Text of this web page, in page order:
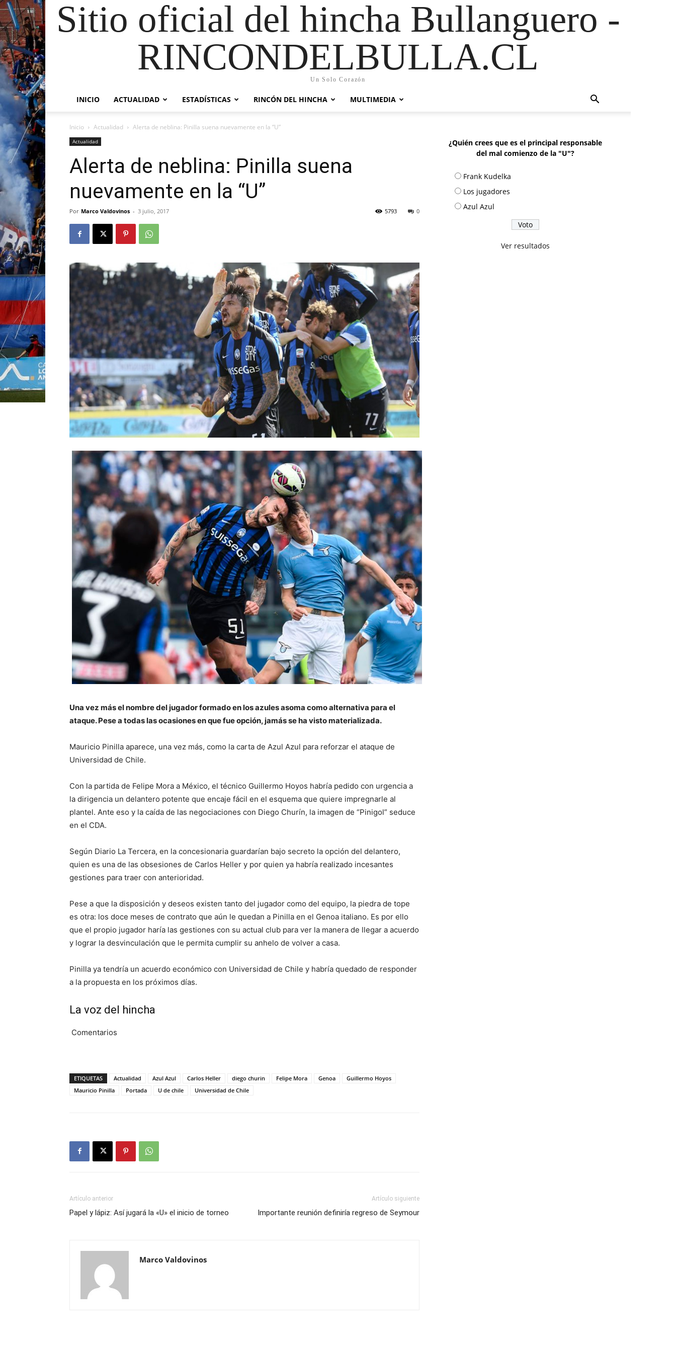
Sitio oficial del hincha Bullanguero -
RINCONDELBULLA.CL
Un Solo Corazón
INICIO ACTUALIDAD ESTADÍSTICAS RINCÓN DEL HINCHA MULTIMEDIA
Inicio Actualidad Alerta de neblina: Pinilla suena nuevamente en la “U”
Actualidad
Alerta de neblina: Pinilla suena
nuevamente en la “U”
Por Marco Valdovinos - 3 julio, 2017 0
5793
Una vez más el nombre del jugador formado en los azules asoma como alternativa para el
ataque. Pese a todas las ocasiones en que fue opción, jamás se ha visto materializada.
Mauricio Pinilla aparece, una vez más, como la carta de Azul Azul para reforzar el ataque de
Universidad de Chile.
Con la partida de Felipe Mora a México, el técnico Guillermo Hoyos habría pedido con urgencia a
la dirigencia un delantero potente que encaje fácil en el esquema que quiere impregnarle al
plantel. Ante eso y la caída de las negociaciones con Diego Churín, la imagen de “Pinigol” seduce
en el CDA.
Según Diario La Tercera, en la concesionaria guardarían bajo secreto la opción del delantero,
quien es una de las obsesiones de Carlos Heller y por quien ya habría realizado incesantes
gestiones para traer con anterioridad.
Pese a que la disposición y deseos existen tanto del jugador como del equipo, la piedra de tope
es otra: los doce meses de contrato que aún le quedan a Pinilla en el Genoa italiano. Es por ello
que el propio jugador haría las gestiones con su actual club para ver la manera de llegar a acuerdo
y lograr la desvinculación que le permita cumplir su anhelo de volver a casa.
Pinilla ya tendría un acuerdo económico con Universidad de Chile y habría quedado de responder
a la propuesta en los próximos días.
La voz del hincha
Comentarios
ETIQUETAS Actualidad Azul Azul Carlos Heller diego churin Felipe Mora Genoa
Guillermo Hoyos
Mauricio Pinilla
Portada U de chile Universidad de Chile
Artículo anterior
Papel y lápiz: Así jugará la «U» el inicio de torneo
Artículo siguiente
Importante reunión definiría regreso de Seymour
Marco Valdovinos
¿Quién crees que es el principal responsable
del mal comienzo de la "U"?
Frank Kudelka
Los jugadores
Azul Azul
Ver resultados